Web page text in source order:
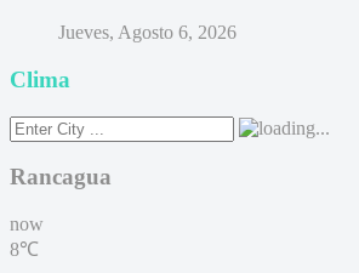
Jueves, Agosto 6, 2026
Clima
Rancagua
now
8℃